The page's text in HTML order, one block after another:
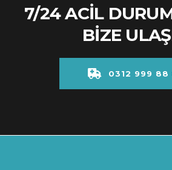
7/24 ACİL
BİZE
0312 999 88